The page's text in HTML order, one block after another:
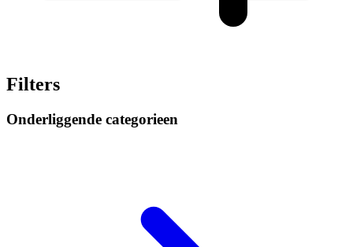
Filters
Onderliggende categorieen